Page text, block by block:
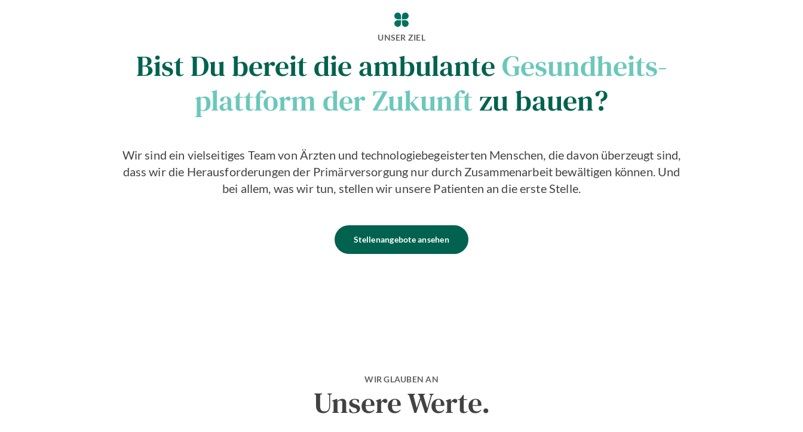
UNSER ZIEL
Bist Du bereit die ambulanteGesundheits­
plattform der Zukunftzu bauen?
Wir sind ein vielseitiges Team von Ärzten und technologiebegeisterten Menschen, die davon überzeugt sind,
dass wir die Herausforderungen der Primärversorgung nur durch Zusammenarbeit bewältigen können. Und
bei allem, was wir tun, stellen wir unsere Patienten an die erste Stelle.
Stellenangebote ansehen
WIR GLAUBEN AN
Unsere Werte.